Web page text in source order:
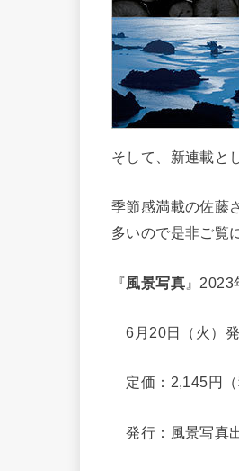
そして、新連載と
季節感満載の佐藤
多いので是非ご覧
『風景写真 』2023
6月20日（火）
定価：2,145円（
発行：風景写真